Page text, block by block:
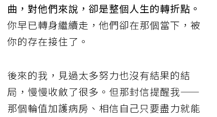
曲，對他們來說，卻是整個人生的轉折點。
你早已轉身繼續走，他們卻在那個當下，被
你的存在接住了。
後來的我，見過太多努力也沒有結果的結
局，慢慢收斂了很多。但那封信提醒我——
那個輪值加護病房、相信自己只要盡力就能